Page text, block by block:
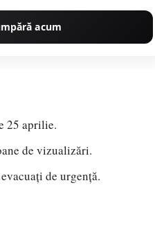
acum
25 aprilie.
de vizualizări.
de urgență.